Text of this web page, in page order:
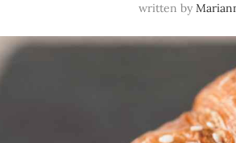
written by